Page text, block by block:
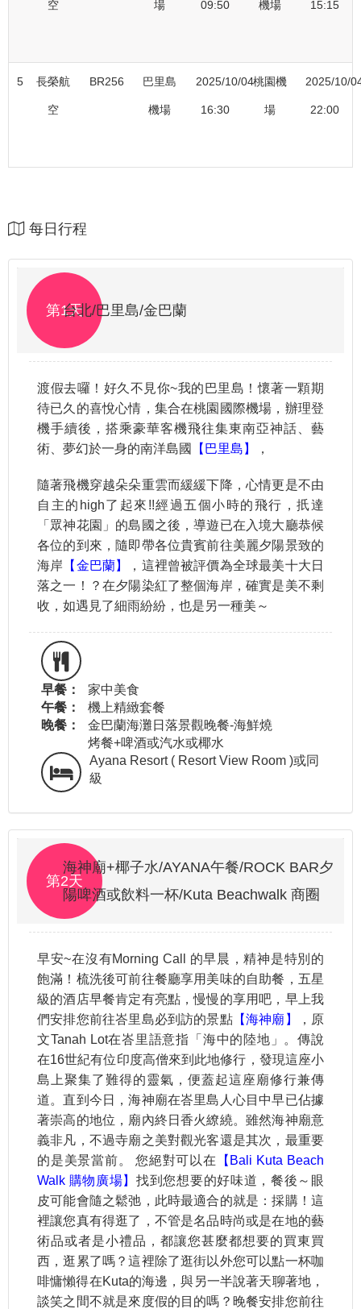
空 場 09:50 機場 15:15
5 長榮航
空
BR256 巴里島
機場
2025/10/04
16:30
桃園機
場
2025/10/
22:00
每日行程
第1天台北/巴里島/金巴蘭
渡假去囉！好久不見你~我的巴里島！懷著一顆期
待已久的喜悅心情，集合在桃園國際機場，辦理登
機手續後，搭乘豪華客機飛往集東南亞神話、藝
術、夢幻於一身的南洋島國
【巴里島】 ，
隨著飛機穿越朵朵重雲而緩緩下降，心情更是不由
自主的high了起來!!經過五個小時的飛行，扺達
「眾神花園」的島國之後，導遊已在入境大廳恭候
各位的到來，隨即帶各位貴賓前往美麗夕陽景致的
海岸 【金巴蘭】
，這裡曾被評價為全球最美十大日
落之一！？在夕陽染紅了整個海岸，確實是美不剩
收，如遇見了細雨紛紛，也是另一種美～
早餐：
家中美食
午餐：
機上精緻套餐
晚餐：
金巴蘭海灘日落景觀晚餐-海鮮燒
烤餐+啤酒或汽水或椰水
Ayana Resort ( Resort View Room )或同
級
第2天
海神廟+椰子水/AYANA午餐/ROCK BAR夕
陽啤酒或飲料一杯/Kuta Beachwalk 商圈
早安~在沒有Morning Call 的早晨，精神是特別的
飽滿！梳洗後可前往餐廳享用美味的自助餐，五星
級的酒店早餐肯定有亮點，慢慢的享用吧，早上我
們安排您前往峇里島必到訪的景點【海神廟】
，原
文Tanah Lot在峇里語意指「海中的陸地」。傳說
在16世紀有位印度高僧來到此地修行，發現這座小
島上聚集了難得的靈氣，便蓋起這座廟修行兼傳
道。直到今日，海神廟在峇里島人心目中早已佔據
著崇高的地位，廟內終日香火繚繞。雖然海神廟意
義非凡，不過寺廟之美對觀光客還是其次，最重要
的是美景當前。 您絕對可以在
【Bali Kuta Beach
Walk 購物廣場】找到您想要的好味道，餐後～眼
皮可能會隨之鬆弛，此時最適合的就是：採購！這
裡讓您真有得逛了，不管是名品時尚或是在地的藝
術品或者是小禮品，都讓您甚麼都想要的買東買
西，逛累了嗎？這裡除了逛街以外您可以點一杯咖
啡慵懶得在Kuta的海邊，與另一半說著天聊著地，
談笑之間不就是來度假的目的嗎？晚餐安排您前往